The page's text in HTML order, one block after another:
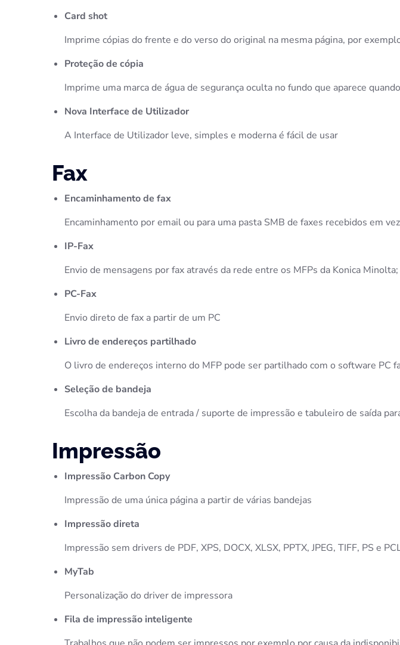
Card shot
Imprime cópias do frente e do verso do original na mesma página, por
Proteção de cópia
Imprime uma marca de água de segurança oculta no fundo que aparece
Nova Interface de Utilizador
A Interface de Utilizador leve, simples e moderna é fácil de usar
Fax
Encaminhamento de fax
Encaminhamento por email ou para uma pasta SMB de faxes recebidos em
IP-Fax
Envio de mensagens por fax através da rede entre os MFPs da Konica
PC-Fax
Envio direto de fax a partir de um PC
Livro de endereços partilhado
O livro de endereços interno do MFP pode ser partilhado com o software PC
Seleção de bandeja
Escolha da bandeja de entrada / suporte de impressão e tabuleiro de saída
Impressão
Impressão Carbon Copy
Impressão de uma única página a partir de várias bandejas
Impressão direta
Impressão sem drivers de PDF, XPS, DOCX, XLSX, PPTX, JPEG, TIFF, PS e
MyTab
Personalização do driver de impressora
Fila de impressão inteligente